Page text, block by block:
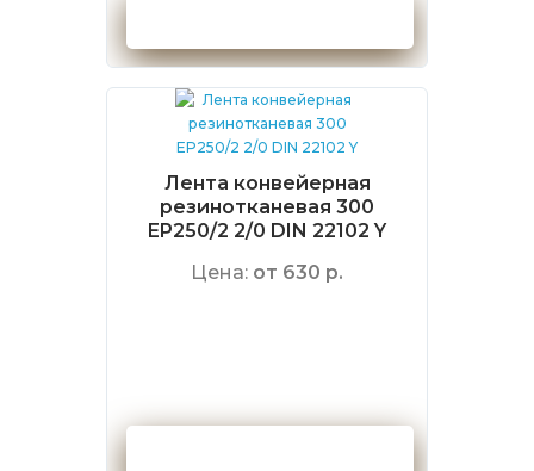
Лента конвейерная
резинотканевая 300
EP250/2 2/0 DIN 22102 Y
Цена: от 630 р.